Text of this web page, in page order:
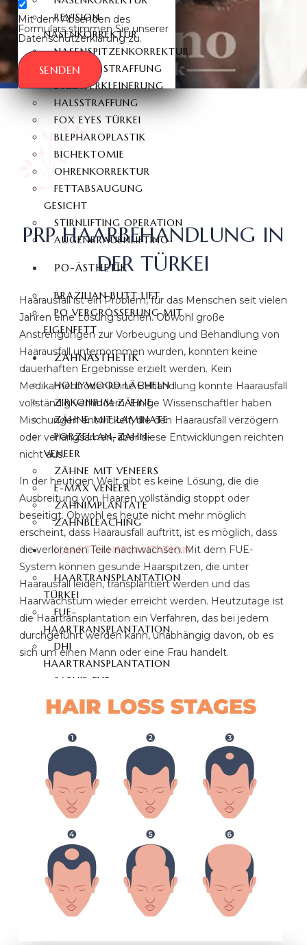
REVISION
NASENKORREKTUR
NASENSPITZENKORREKTUR
GESICHTSSTRAFFUNG
STIRNVERKLEINERUNG
HALSSTRAFFUNG
FOX EYES TÜRKEI
BLEPHAROPLASTIK
BICHEKTOMIE
OHRENKORREKTUR
FETTABSAUGUNG
GESICHT
STIRNLIFTING OPERATION
AUGENBRAUENLIFTING
PO-ÄSTHETIK
BRAZILIAN BUTT LIFT
PO VERGRÖSSERUNG MIT E
IGENFETT
ZAHNÄSTHETIK
HOLLYWOOD LÄCHELN
ZIRKONIUM ZÄHNE
ZÄHNE MIT LAMINATE
PORZELLAN-ZAHN-
VENEER
ZÄHNE MIT VENEERS
E-MAX VENEER
ZAHNIMPLANTATE
ZAHNBLEACHING
HAARTRANSPLANTATION
HAARTRANSPLANTATION
TÜRKEI
FUE-
HAARTRANSPLANTATION
DHI
HAARTRANSPLANTATION
SAPHIR FUE
HAARTRANSPLANTATION
BARTTRANSPLANTATION
SCHMERZLOSE
HAARTRANSPLANTATION
SCHNURRBART-
TRANSPLANTATION
AUGENBRAUENTRANSPLANTATION
HAARTRANSPLANTATION
MIT STAMMZELLEN
HAARTRANSPLANTATION
OHNE RASIERUNG
PRP HAARBEHANDLUNG
KONTAKT
Mit dem Absenden des
Formulars stimmen Sie unserer
Datenschutzerklärung zu.
SENDEN
PRP HAARBEHANDLUNG IN
DER TÜRKEI
Haarausfall ist ein Problem, für das Menschen seit vielen
Jahren eine Lösung suchen. Obwohl große
Anstrengungen zur Vorbeugung und Behandlung von
Haarausfall unternommen wurden, konnten keine
dauerhaften Ergebnisse erzielt werden. Kein
Medikament oder keine Behandlung konnte Haarausfall
vollständig verhindern. Einige Wissenschaftler haben
Mischungen entwickelt, die den Haarausfall verzögern
oder verlangsamen, aber diese Entwicklungen reichten
nicht aus.
In der heutigen Welt gibt es keine Lösung, die die
Ausbreitung von Haaren vollständig stoppt oder
beseitigt. Obwohl es heute nicht mehr möglich
erscheint, dass Haarausfall auftritt, ist es möglich, dass
die verlorenen Teile nachwachsen. Mit dem FUE-
System können gesunde Haarspitzen, die unter
Haarausfall leiden, transplantiert werden und das
Haarwachstum wieder erreicht werden. Heutzutage ist
die Haartransplantation ein Verfahren, das bei jedem
durchgeführt werden kann, unabhängig davon, ob es
sich um einen Mann oder eine Frau handelt.